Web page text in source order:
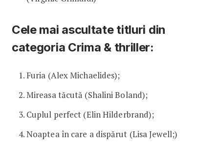
Cele mai ascultate titluri din
categoria Crima & thriller:
Furia (Alex Michaelides);
Mireasa tăcută (Shalini Boland);
Cuplul perfect (Elin Hilderbrand);
Noaptea în care a dispărut (Lisa Jewell;)